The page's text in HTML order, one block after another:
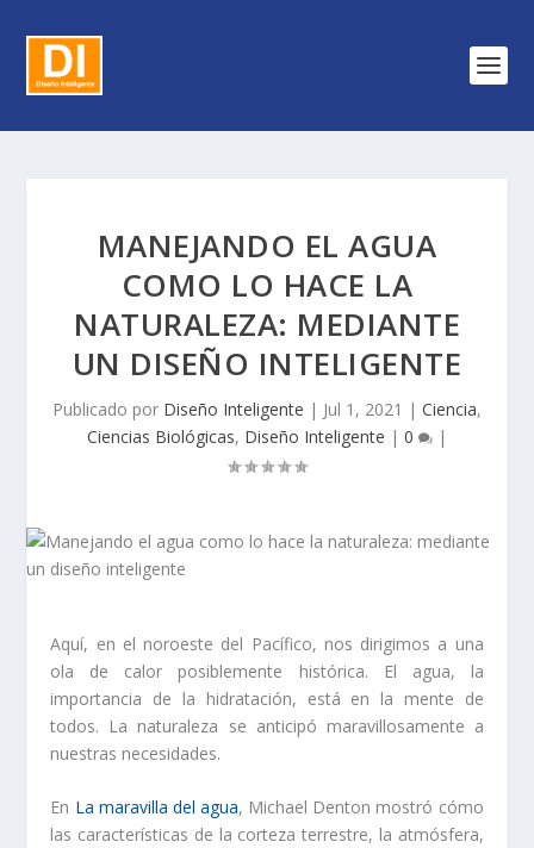
MANEJANDO EL AGUA
COMO LO HACE LA
NATURALEZA: MEDIANTE
UN DISEÑO INTELIGENTE
Publicado por Diseño Inteligente | Jul 1, 2021 | Ciencia,
Ciencias Biológicas, Diseño Inteligente | 0 |
Aquí, en el noroeste del Pacífico, nos dirigimos a una
ola de calor posiblemente histórica. El agua, la
importancia de la hidratación, está en la mente de
todos. La naturaleza se anticipó maravillosamente a
nuestras necesidades.
En La maravilla del agua, Michael Denton mostró cómo
las características de la corteza terrestre, la atmósfera,